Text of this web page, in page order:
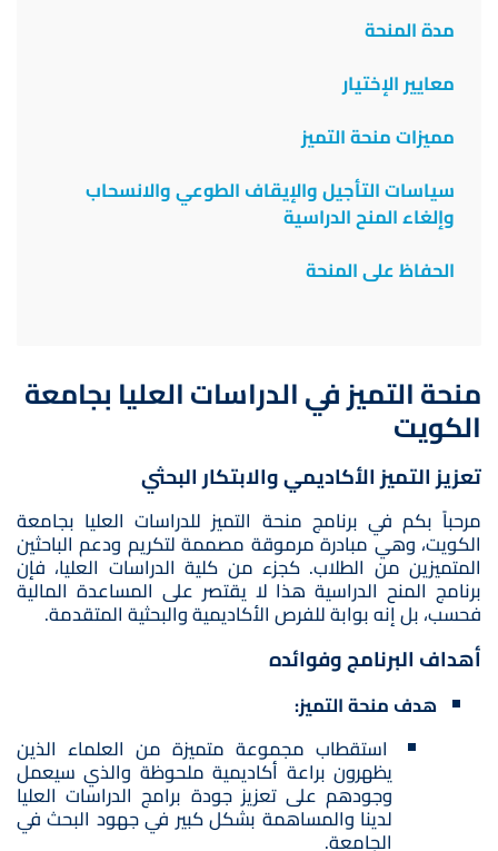
مدة المنحة
معايير الإختيار
مميزات منحة التميز
سياسات التأجيل والإيقاف الطوعي والانسحاب
وإلغاء المنح الدراسية
الحفاظ على المنحة
منحة التميز في الدراسات العليا بجامعة
الكويت
تعزيز التميز الأكاديمي والابتكار البحثي
مرحباً بكم في برنامج منحة التميز للدراسات العليا بجامعة
الكويت، وهي مبادرة مرموقة مصممة لتكريم ودعم الباحثين
المتميزين من الطلاب. كجزء من كلية الدراسات العليا، فإن
برنامج المنح الدراسية هذا لا يقتصر على المساعدة المالية
فحسب، بل إنه بوابة للفرص الأكاديمية والبحثية المتقدمة.
أهداف البرنامج وفوائده
هدف منحة التميز:
استقطاب مجموعة متميزة من العلماء الذين
يظهرون براعة أكاديمية ملحوظة والذي سيعمل
وجودهم على تعزيز جودة برامج الدراسات العليا
لدينا والمساهمة بشكل كبير في جهود البحث في
الجامعة.